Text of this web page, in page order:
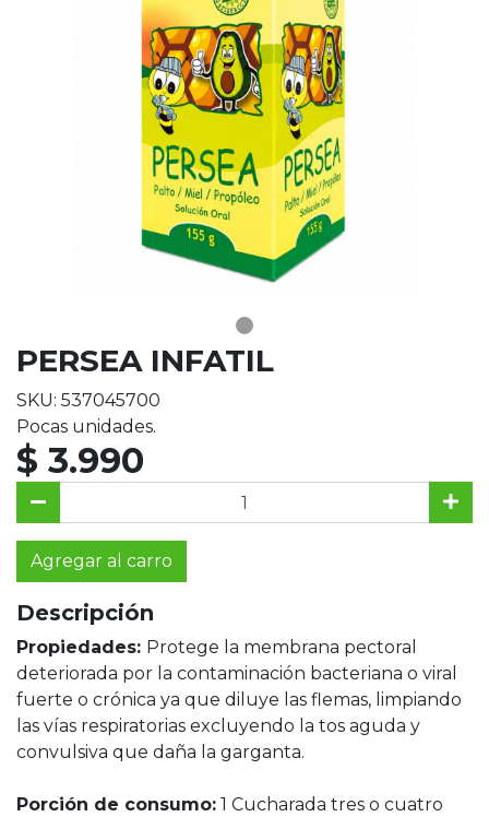
PERSEA INFATIL
SKU: 537045700
Pocas unidades.
$ 3.990
Agregar al carro
Descripción
Propiedades: Protege la membrana pectoral
deteriorada por la contaminación bacteriana o viral
fuerte o crónica ya que diluye las flemas, limpiando
las vías respiratorias excluyendo la tos aguda y
convulsiva que daña la garganta.
Porción de consumo: 1 Cucharada tres o cuatro